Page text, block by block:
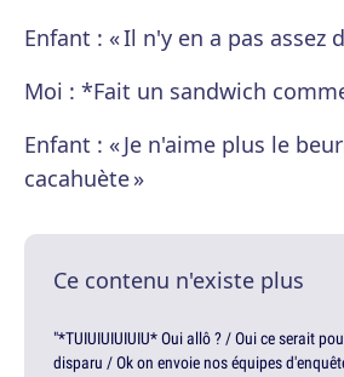
Enfant : « Il n'y en a pas assez
Moi : *Fait un sandwich
Enfant : « Je n'aime plus le
cacahuète »
Ce contenu n'existe plus
"*TUIUIUIUIUIU* Oui allô ? / Oui ce serait
disparu / Ok on envoie nos équipes